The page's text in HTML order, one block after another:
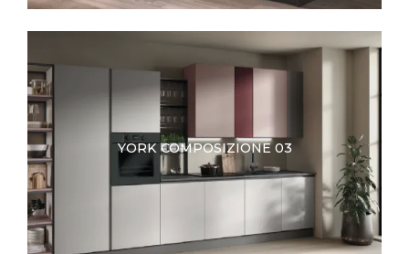
YORK COMPOSIZIONE 03